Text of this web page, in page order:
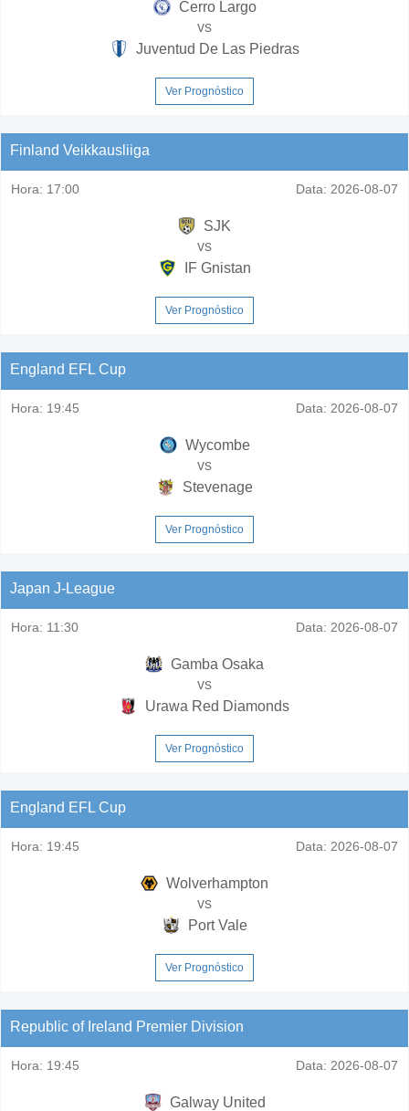
Cerro Largo
vs
Juventud De Las Piedras
Ver Prognóstico
Finland Veikkausliiga
Hora: 17:00 Data: 2026-08-07
SJK
vs
IF Gnistan
Ver Prognóstico
England EFL Cup
Hora: 19:45 Data: 2026-08-07
Wycombe
vs
Stevenage
Ver Prognóstico
Japan J-League
Hora: 11:30 Data: 2026-08-07
Gamba Osaka
vs
Urawa Red Diamonds
Ver Prognóstico
England EFL Cup
Hora: 19:45 Data: 2026-08-07
Wolverhampton
vs
Port Vale
Ver Prognóstico
Republic of Ireland Premier Division
Hora: 19:45 Data: 2026-08-07
Galway United